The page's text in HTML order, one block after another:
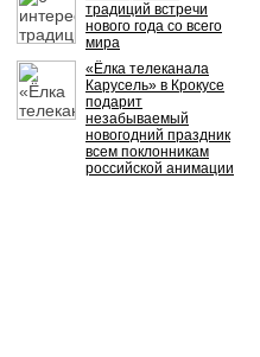
традиций встречи
нового года со всего
мира
«Ёлка телеканала
Карусель» в Крокусе
подарит
незабываемый
новогодний праздник
всем поклонникам
российской анимации